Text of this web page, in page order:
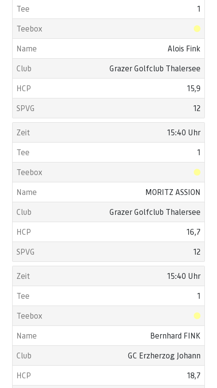
1
Alois Fink
Grazer Golfclub Thalersee
15,9
12
15:40 Uhr
1
MORITZ ASSION
Grazer Golfclub Thalersee
16,7
12
15:40 Uhr
1
Bernhard FINK
GC Erzherzog Johann
18,7